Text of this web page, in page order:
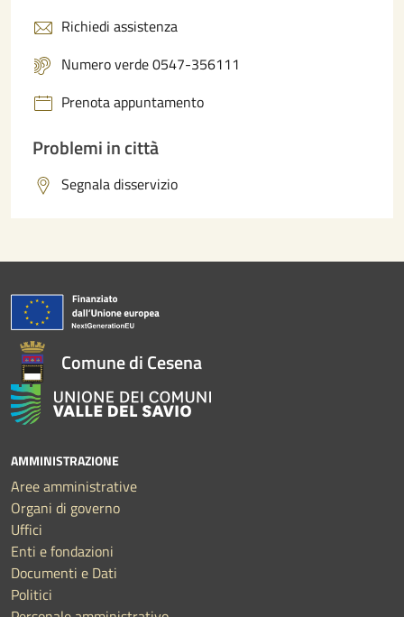
Richiedi assistenza
Numero verde 0547-356111
Prenota appuntamento
Problemi in città
Segnala disservizio
Comune di Cesena
AMMINISTRAZIONE
Aree amministrative
Organi di governo
Uffici
Enti e fondazioni
Documenti e Dati
Politici